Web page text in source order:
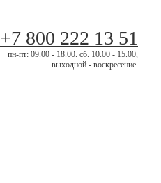
+7 800 222 13 51
пн-пт: 09.00 - 18.00. сб. 10.00 - 15.00,
выходной - воскресение.